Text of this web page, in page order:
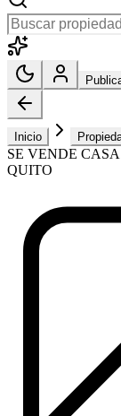
Inicio
SE VENDE
QUITO